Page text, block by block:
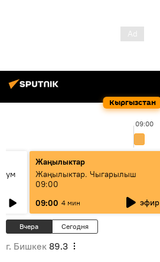
Кыргызстан
09:00
Жаңылыктар
Жаңылыктар. Чыгарылыш
09:00
09:00 4 мин эфир
Вчера Сегодня
г. Бишкек 89.3